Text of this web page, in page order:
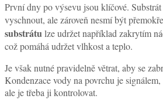
První dny po výsevu jsou klíčové.
vyschnout, ale zároveň nesmí být
substrátulze udržet například zakrytím
což pomáhá udržet vlhkost a teplo.
Je však nutné pravidelně větrat, aby se
Kondenzace vody na povrchu je
ale je třeba ji kontrolovat.